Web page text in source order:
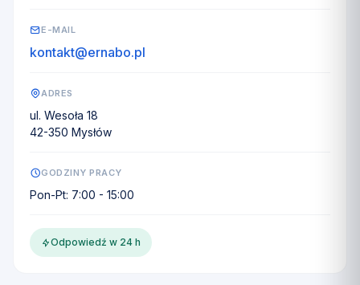
E-MAIL
kontakt@ernabo.pl
ADRES
ul. Wesoła 18
42-350 Mysłów
GODZINY PRACY
Pon-Pt: 7:00 - 15:00
Odpowiedź w 24 h